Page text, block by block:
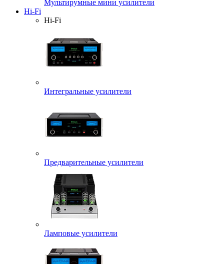
Мультирумные мини усилители
Hi-Fi
Hi-Fi
Интегральные усилители
Предварительные усилители
Ламповые усилители